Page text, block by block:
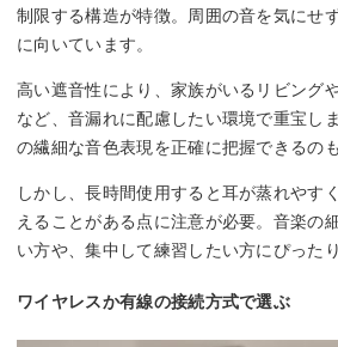
制限する構造が特徴。周囲の音を気にせ
に向いています。
高い遮音性により、家族がいるリビング
など、音漏れに配慮したい環境で重宝し
の繊細な音色表現を正確に把握できるの
しかし、長時間使用すると耳が蒸れやす
えることがある点に注意が必要。音楽の
い方や、集中して練習したい方にぴった
ワイヤレスか有線の接続方式で選ぶ